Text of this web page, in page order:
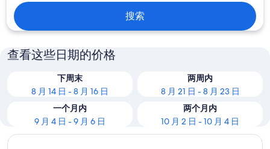
搜索
查看这些日期的价格
下周末
8 月 14 日 - 8 月 16 日
两周内
8 月 21 日 - 8 月 23 日
一个月内
9 月 4 日 - 9 月 6 日
两个月内
10 月 2 日 - 10 月 4 日